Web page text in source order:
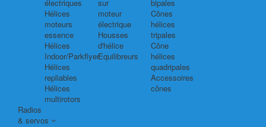
électriques
Hélices
moteurs
essence
Hélices
Indoor/Parkflyer
Hélices
repliables
Hélices
multirotors
sur
moteur
électrique
Housses
d'hélice
Equilibreurs
bipales
Cônes
hélices
tripales
Cône
hélices
quadripales
Accessoires
cônes
Radios
& servos